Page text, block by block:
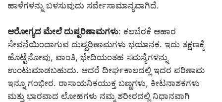
ಹಾಳೆಗಳನ್ನು ಬಳಸುವುದು ಸರ್ವೇಸಾಮಾನ್ಯವಾಗಿದೆ.
ಆರೋಗ್ಯದ ಮೇಲೆ ದುಷ್ಪರಿಣಾಮಗಳು: ಕಲಬೆರಕೆ ಆಹಾರ
ಸೇವನೆಯಿಂದಾಗುವ ದುಷ್ಪರಿಣಾಮಗಳು ಭಯಾನಕ. ಇದು ತಕ್ಷಣಕ್ಕೆ
ಹೊಟ್ಟೆನೋವು, ವಾಂತಿ, ಭೇದಿಯಂತಹ ಸಮಸ್ಯೆಗಳನ್ನು
ಉಂಟುಮಾಡಬಹುದು. ಆದರೆ ದೀರ್ಘಕಾಲದಲ್ಲಿ ಇದರ ಪರಿಣಾಮ
ಇನ್ನೂ ಗಂಭೀರ. ರಾಸಾಯನಿಕಯುಕ್ತ ಬಣ್ಣಗಳು, ಕೀಟನಾಶಕಗಳು
ಮತ್ತು ಭಾರವಾದ ಲೋಹಗಳು ನಮ್ಮ ಶರೀರದಲ್ಲಿ ನಿಧಾನವಾಗಿ